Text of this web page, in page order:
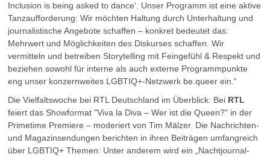
Inclusion is being asked to dance‘. Unser Programm ist eine aktive
Tanzaufforderung: Wir möchten Haltung durch Unterhaltung und
journalistische Angebote schaffen – konkret bedeutet das:
Mehrwert und Möglichkeiten des Diskurses schaffen. Wir
vermitteln und betreiben Storytelling mit Feingefühl & Respekt und
beziehen sowohl für interne als auch externe Programmpunkte
eng unser konzernweites LGBTIQ+-Netzwerk be.queer ein.“
Die Vielfaltswoche bei RTL Deutschland im Überblick: Bei RTL
feiert das Showformat "Viva la Diva – Wer ist die Queen?" in der
Primetime Premiere – moderiert von Tim Mälzer. Die Nachrichten-
und Magazinsendungen berichten in ihren Beiträgen umfangreich
über LGBTIQ+ Themen: Unter anderem wird ein „Nachtjournal-